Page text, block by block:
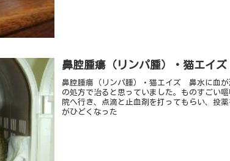
鼻腔腫瘍（リンパ腫）・猫エイズ
鼻腔腫瘍（リンパ腫）・猫エイズ 鼻水に血
の処方で治ると思っていました。ものすごい
院へ行き、点滴と止血剤を打ってもらい、投
がひどくなった